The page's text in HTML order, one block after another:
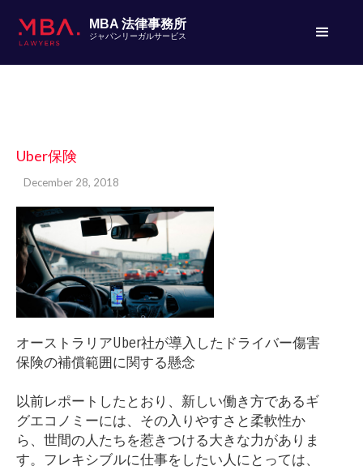
MBA 法律事務所
ジャパンリーガルサービス
Uber保険
December 28, 2018
オーストラリアUber社が導入したドライバー傷害
保険の補償範囲に関する懸念
以前レポートしたとおり、新しい働き方であるギ
グエコノミーには、その入りやすさと柔軟性か
ら、世間の人たちを惹きつける大きな力がありま
す。フレキシブルに仕事をしたい人にとっては、